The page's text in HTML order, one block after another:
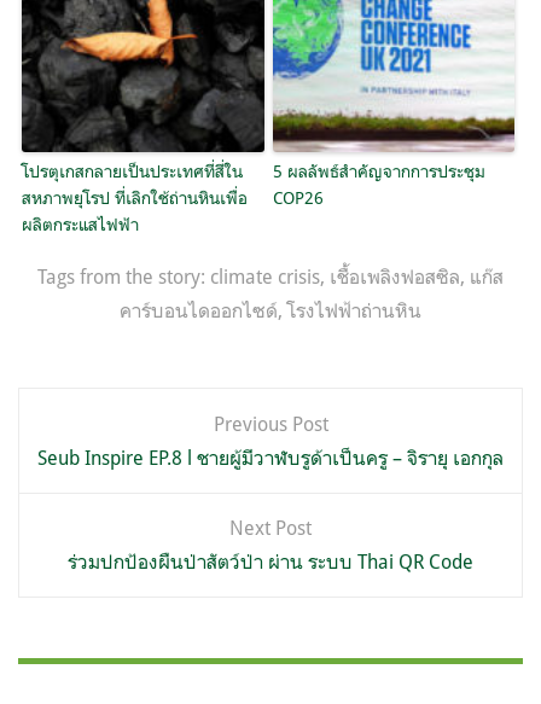
โปรตุเกสกลายเป็นประเทศที่สี่ใน
สหภาพยุโรป ที่เลิกใช้ถ่านหินเพื่อ
ผลิตกระแสไฟฟ้า
5 ผลลัพธ์สำคัญจากการประชุม
COP26
Tags from the story: climate crisis, เชื้อเพลิงฟอสซิล, แก๊ส
คาร์บอนไดออกไซด์,โรงไฟฟ้าถ่านหิน
เรื่อง
Previous Post
Seub Inspire EP.8 l ชายผู้มีวาฬบรูด้าเป็นครู – จิรายุ เอกกุล
Next Post
ร่วมปกป้องผืนป่าสัตว์ป่า ผ่าน ระบบ Thai QR Code